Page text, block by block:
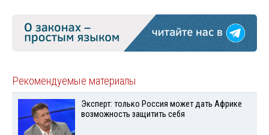
Рекомендуемые материалы
Эксперт: только Россия может дать Африке
возможность защитить себя